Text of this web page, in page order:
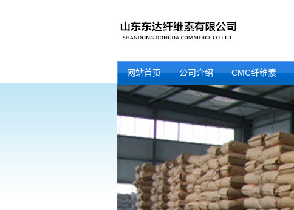
网站首页 公司介绍 CMC纤维素